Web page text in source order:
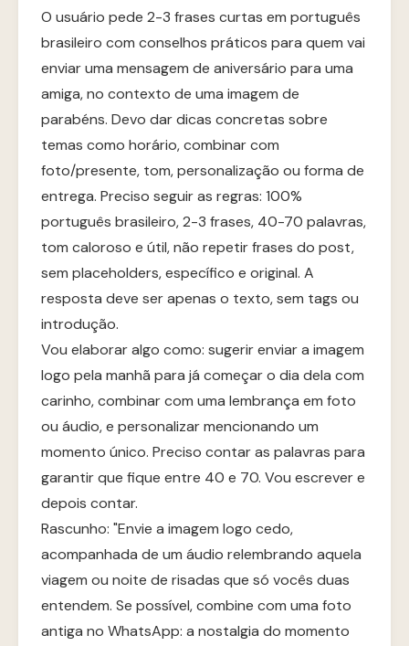
O usuário pede 2-3 frases curtas em português
brasileiro com conselhos práticos para quem vai
enviar uma mensagem de aniversário para uma
amiga, no contexto de uma imagem de
parabéns. Devo dar dicas concretas sobre
temas como horário, combinar com
foto/presente, tom, personalização ou forma de
entrega. Preciso seguir as regras: 100%
português brasileiro, 2-3 frases, 40-70 palavras,
tom caloroso e útil, não repetir frases do post,
sem placeholders, específico e original. A
resposta deve ser apenas o texto, sem tags ou
introdução.
Vou elaborar algo como: sugerir enviar a imagem
logo pela manhã para já começar o dia dela com
carinho, combinar com uma lembrança em foto
ou áudio, e personalizar mencionando um
momento único. Preciso contar as palavras para
garantir que fique entre 40 e 70. Vou escrever e
depois contar.
Rascunho: "Envie a imagem logo cedo,
acompanhada de um áudio relembrando aquela
viagem ou noite de risadas que só vocês duas
entendem. Se possível, combine com uma foto
antiga no WhatsApp: a nostalgia do momento